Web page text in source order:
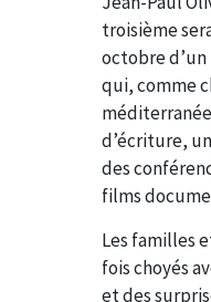
troisième
octobre d’un
qui, comme
d’écriture,
des
films
Les familles
fois choyés
et des